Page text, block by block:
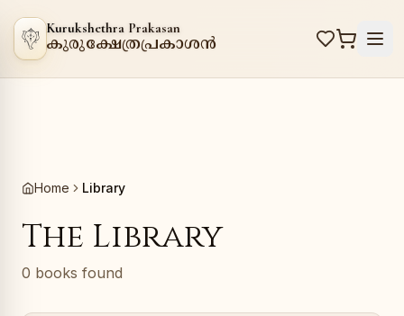
Kurukshethra Prakasan
കുരുക്ഷേത്രപ്രകാശൻ
Home Library
The Library
0 books found